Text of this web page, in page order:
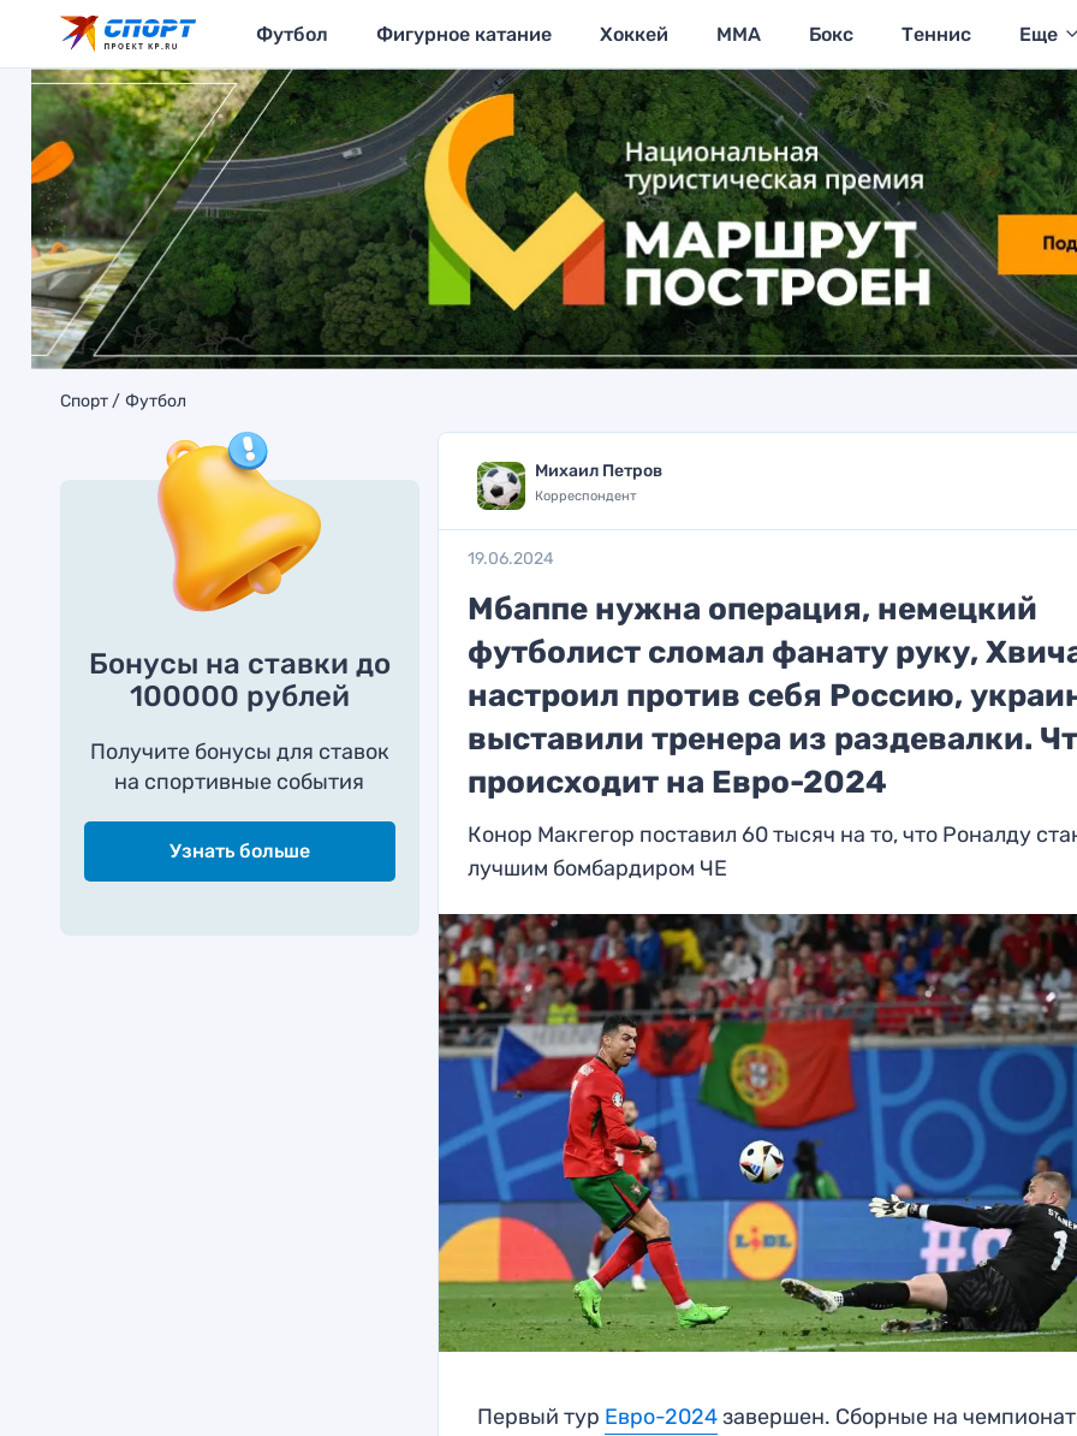
Футбол Фигурное катание Хоккей MMA Бокс Теннис Еще
Спорт Футбол
Бонусы на ставки до
100000 рублей
Получите бонусы для ставок
на спортивные события
Узнать больше
Михаил Петров
Корреспондент
19.06.2024
Мбаппе нужна операция, немецкий
футболист сломал фанату руку,
настроил против себя Россию,
выставили тренера из раздевалки.
происходит на Евро-2024
Конор Макгегор поставил 60 тысяч на то, что Роналду
лучшим бомбардиром ЧЕ
Первый тур Евро-2024завершен. Сборные на